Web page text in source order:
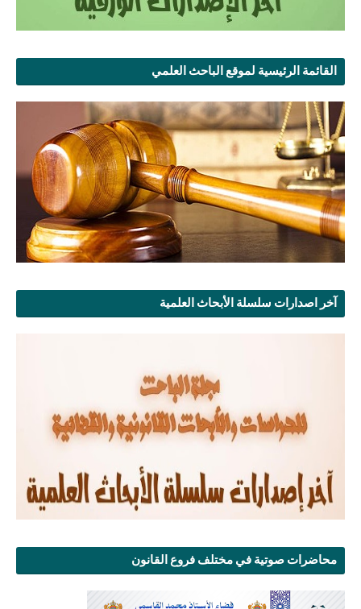
القائمة الرئيسية لموقع الباحث العلمي
آخر اصدارات سلسلة الأبحاث العلمية
محاضرات صوتية في مختلف فروع القانون